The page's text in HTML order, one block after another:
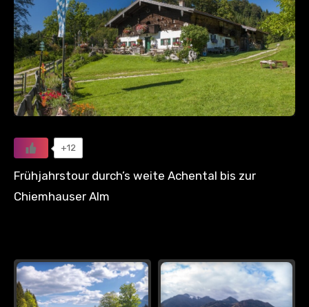
+12
Frühjahrstour durch’s weite Achental bis zur
Chiemhauser Alm